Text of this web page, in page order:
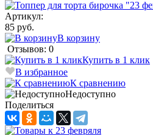
Артикул:
85 руб.
В корзину
Отзывов: 0
Купить в 1 клик
В избранное
К сравнению
Недоступно
Поделиться